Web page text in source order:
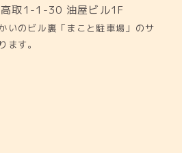
高取1-1-30 油屋ビル1F
いのビル裏「まこと駐車場」のサ
ます。